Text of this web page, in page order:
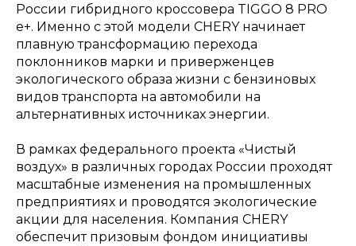
России гибридного кроссовера TIGGO 8 PRO
e+. Именно с этой модели CHERY начинает
плавную трансформацию перехода
поклонников марки и приверженцев
экологического образа жизни с бензиновых
видов транспорта на автомобили на
альтернативных источниках энергии.
В рамках федерального проекта «Чистый
воздух» в различных городах России проходят
масштабные изменения на промышленных
предприятиях и проводятся экологические
акции для населения. Компания CHERY
обеспечит призовым фондом инициативы